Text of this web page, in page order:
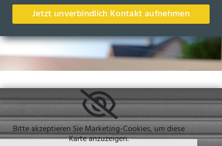
Jetzt unverbindlich Kontakt aufnehmen
Bitte akzeptieren Sie Marketing-Cookies, um diese
Karte anzuzeigen.